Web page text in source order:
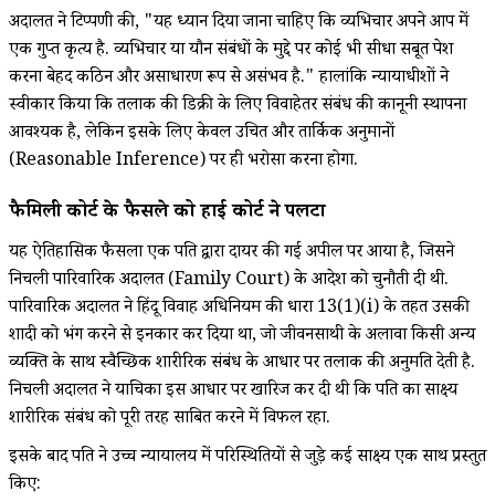
अदालत ने टिप्पणी की, "यह ध्यान दिया जाना चाहिए कि व्यभिचार अपने आप में
एक गुप्त कृत्य है. व्यभिचार या यौन संबंधों के मुद्दे पर कोई भी सीधा सबूत पेश
करना बेहद कठिन और असाधारण रूप से असंभव है." हालांकि न्यायाधीशों ने
स्वीकार किया कि तलाक की डिक्री के लिए विवाहेतर संबंध की कानूनी स्थापना
आवश्यक है, लेकिन इसके लिए केवल उचित और तार्किक अनुमानों
(Reasonable Inference) पर ही भरोसा करना होगा.
फैमिली कोर्ट के फैसले को हाई कोर्ट ने पलटा
यह ऐतिहासिक फैसला एक पति द्वारा दायर की गई अपील पर आया है, जिसने
निचली पारिवारिक अदालत (Family Court) के आदेश को चुनौती दी थी.
पारिवारिक अदालत ने हिंदू विवाह अधिनियम की धारा 13(1)(i) के तहत उसकी
शादी को भंग करने से इनकार कर दिया था, जो जीवनसाथी के अलावा किसी अन्य
व्यक्ति के साथ स्वैच्छिक शारीरिक संबंध के आधार पर तलाक की अनुमति देती है.
निचली अदालत ने याचिका इस आधार पर खारिज कर दी थी कि पति का साक्ष्य
शारीरिक संबंध को पूरी तरह साबित करने में विफल रहा.
इसके बाद पति ने उच्च न्यायालय में परिस्थितियों से जुड़े कई साक्ष्य एक साथ प्रस्तुत
किए: